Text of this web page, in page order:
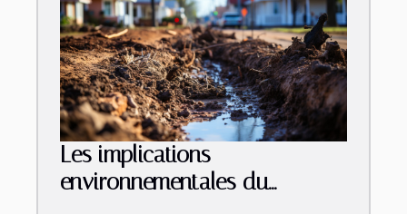
Les implications
environnementales du